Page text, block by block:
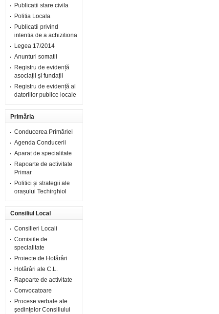
Publicatii stare civila
Politia Locala
Publicatii privind
intentia de a achizitiona
Legea 17/2014
Anunturi somatii
Registru de evidență
asociații și fundații
Registru de evidență al
datoriilor publice locale
Primăria
Conducerea Primăriei
Agenda Conducerii
Aparat de specialitate
Rapoarte de activitate
Primar
Politici și strategii ale
orașului Techirghiol
Consiliul Local
Consilieri Locali
Comisiile de
specialitate
Proiecte de Hotărâri
Hotărâri ale C.L.
Rapoarte de activitate
Convocatoare
Procese verbale ale
şedinţelor Consiliului